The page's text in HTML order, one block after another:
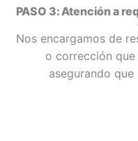
PASO 3: Atención a
Nos encargamos de
o corrección
asegurando